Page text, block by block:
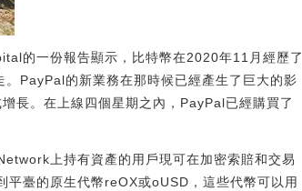
的一份報告顯示，比特幣在2020年11月經歷了
PayPal的新業務在那時候已經產生了巨大的影
長。在上線四個星期之內，PayPal已經購買了
上持有資產的用戶現可在加密索賠和交易
臺的原生代幣reOX或oUSD，這些代幣可以用